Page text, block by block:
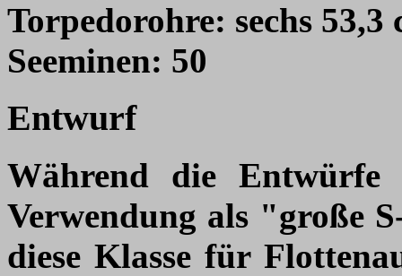
Torpedorohre: sechs 53,3
Seeminen: 50
Entwurf
Während die
Verwendung als "große
diese Klasse für